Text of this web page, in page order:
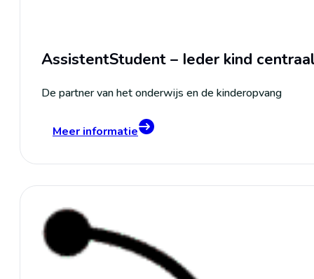
AssistentStudent – Ieder kind
De partner van het onderwijs en de kinderopvang
Meer informatie